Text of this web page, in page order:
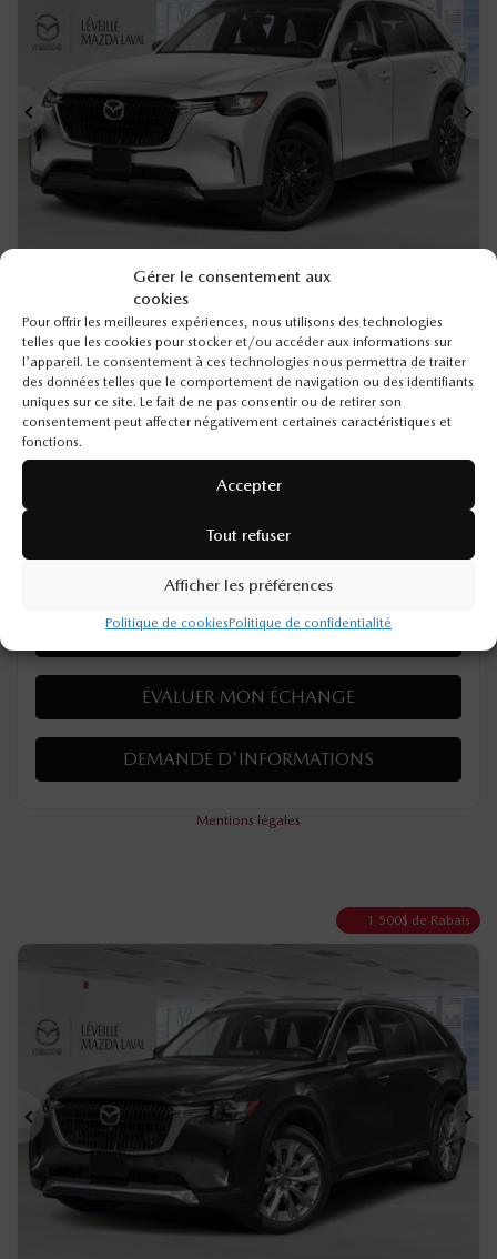
Gérer le consentement aux
cookies
Pour offrir les meilleures expériences, nous utilisons des technologies
telles que les cookies pour stocker et/ou accéder aux informations sur
l'appareil. Le consentement à ces technologies nous permettra de traiter
des données telles que le comportement de navigation ou des identifiants
uniques sur ce site. Le fait de ne pas consentir ou de retirer son
consentement peut affecter négativement certaines caractéristiques et
fonctions.
Accepter
Tout refuser
Afficher les préférences
Politique de cookiesPolitique de confidentialité
Précédent
MAZDA CX-90 HYBRIDE LÉGER 2026
26346 – GS-L TI
PDSF* 54 590$
Rabais
Votre prix
53 090
PLUS DE CARACTÉRISTIQUES
VÉRIFIER LA DISPONIBILITÉ
ÉVALUER MON ÉCHANGE
DEMANDE D'INFORMATIONS
Mentions légales
1 500$ de Rabais
Précédent